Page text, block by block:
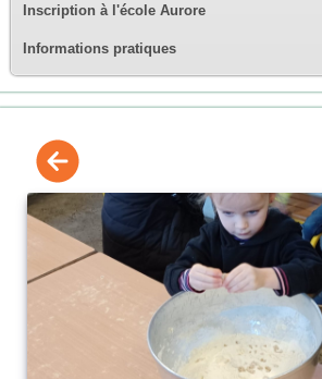
Inscription à l'école Aurore
Informations pratiques